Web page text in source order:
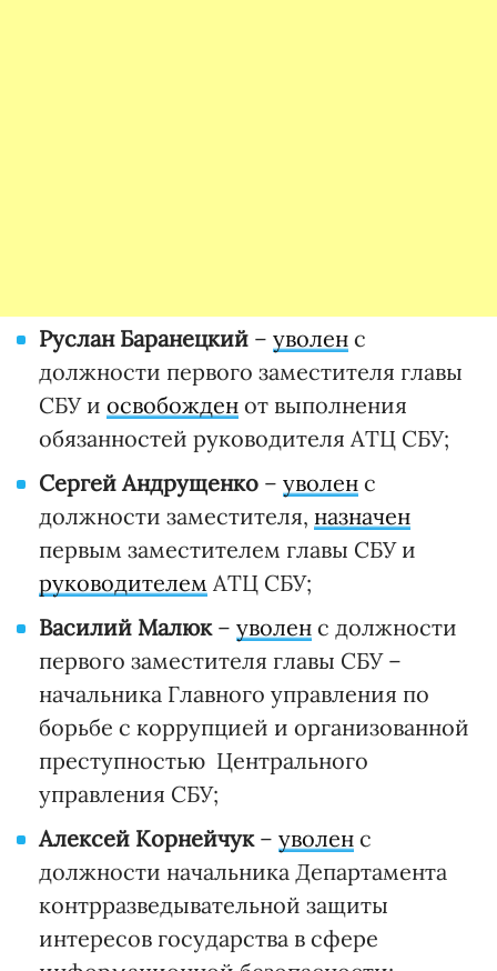
Руслан Баранецкий – уволен с
должности первого заместителя главы
СБУ и освобожден от выполнения
обязанностей руководителя АТЦ СБУ;
Сергей Андрущенко – уволен с
должности заместителя, назначен
первым заместителем главы СБУ и
руководителем АТЦ СБУ;
Василий Малюк– уволен с должности
первого заместителя главы СБУ –
начальника Главного управления по
борьбе с коррупцией и организованной
преступностью Центрального
управления СБУ;
Алексей Корнейчук– уволен с
должности начальника Департамента
контрразведывательной защиты
интересов государства в сфере